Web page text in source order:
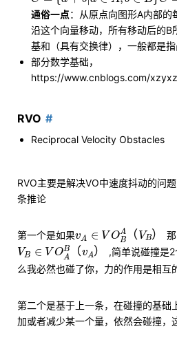
通俗一点：从原点向图形A内部
沿这个向量移动，所有移动后的B
基和（具有交换律），一般都是
部分数学基础，
https://www.cnblogs.com/
RVO
Reciprocal Velocity Obstacles
RVO主要是解决VO中速度抖动的问
条推论
第一个是如果vA ∈ V OA
B
（ VB）
VOB （VB ）
VB ∈ V OB
A
（vA）
VB VOAB （ A ）
,简单说碰撞是
么我必然也碰了你，力的作用是相互
第二个是基于上一条，在碰撞的基础
加或者减少某一个量，依然会碰撞，